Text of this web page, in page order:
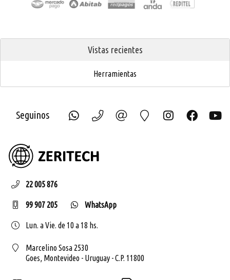
Vistas recientes
Herramientas
Seguinos
22 005 876
99 907 205 WhatsApp
Lun. a Vie. de 10 a 18 hs.
Marcelino Sosa 2530
Goes, Montevideo - Uruguay - C.P. 11800